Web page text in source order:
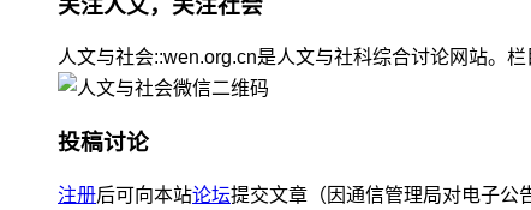
人文与社会::wen.org.cn是人文与社科综合讨论网站。
投稿讨论
注册后可向本站论坛提交文章（因通信管理局对电子公